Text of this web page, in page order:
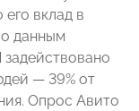
вклад в
данным
— 39% от
Опрос Авито